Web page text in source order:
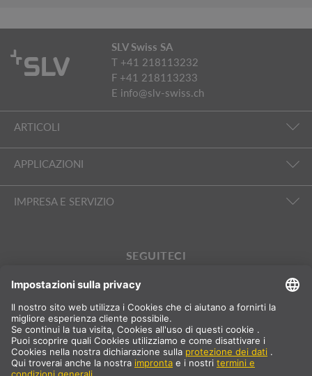
SLV Swiss SA
T +41 218113232
F +41 218113233
E info@slv-swiss.ch
ARTICOLI
APPLICAZIONI
IMPRESA E SERVIZIO
SEGUITECI
International
DE | FR | IT Svizzera